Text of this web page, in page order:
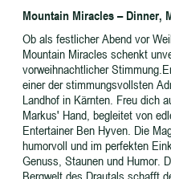
Mountain Miracles – Dinner,
Ob als festlicher Abend vor
Mountain Miracles schenkt
vorweihnachtlicher
einer der stimmungsvollsten
Landhof in Kärnten. Freu dich
Markus' Hand, begleitet von
Entertainer Ben Hyven. Die
humorvoll und im perfekten
Genuss, Staunen und Humor.
Bergwelt des Drautals schafft